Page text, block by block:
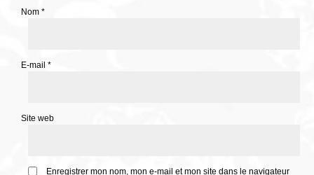
Nom *
E-mail *
Site web
Enregistrer mon nom, mon e-mail et mon site dans le navigateur